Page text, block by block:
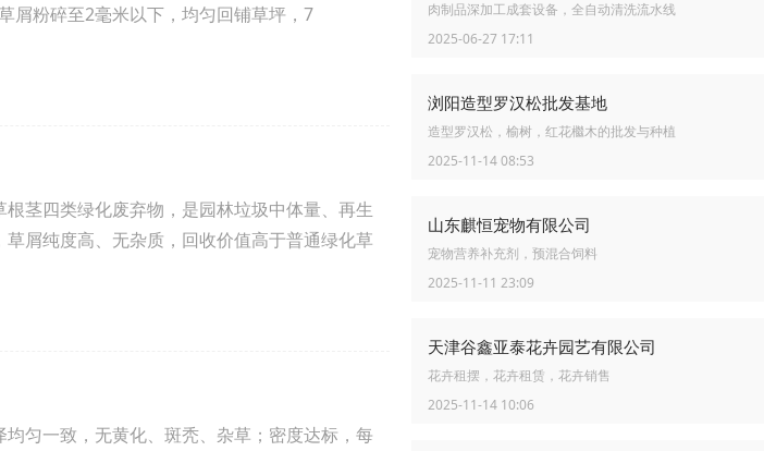
屑粉碎至2毫米以下，均匀回铺草坪，7
茎四类绿化废弃物，是园林垃圾中体量、再生
屑纯度高、无杂质，回收价值高于普通绿化草
匀一致，无黄化、斑秃、杂草；密度达标，每
肉制品深加工成套设备，全自动清洗流水线
2025-06-27 17:11
浏阳造型罗汉松批发基地
造型罗汉松，榆树，红花檵木的批发与种植
2025-11-14 08:53
山东麒恒宠物有限公司
宠物营养补充剂，预混合饲料
2025-11-11 23:09
天津谷鑫亚泰花卉园艺有限公司
花卉租摆，花卉租赁，花卉销售
2025-11-14 10:06